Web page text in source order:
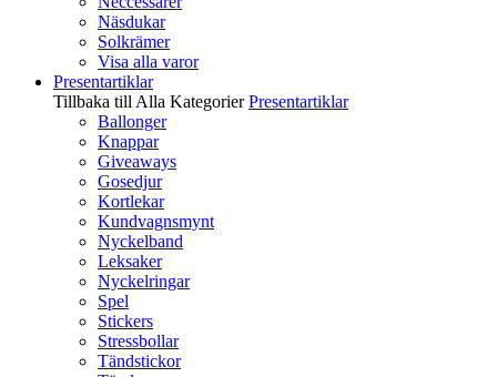
Näsdukar
Solkrämer
Visa alla varor
Presentartiklar
Tillbaka till Alla Kategorier Presentartiklar
Ballonger
Knappar
Giveaways
Gosedjur
Kortlekar
Kundvagnsmynt
Nyckelband
Leksaker
Nyckelringar
Spel
Stickers
Stressbollar
Tändstickor